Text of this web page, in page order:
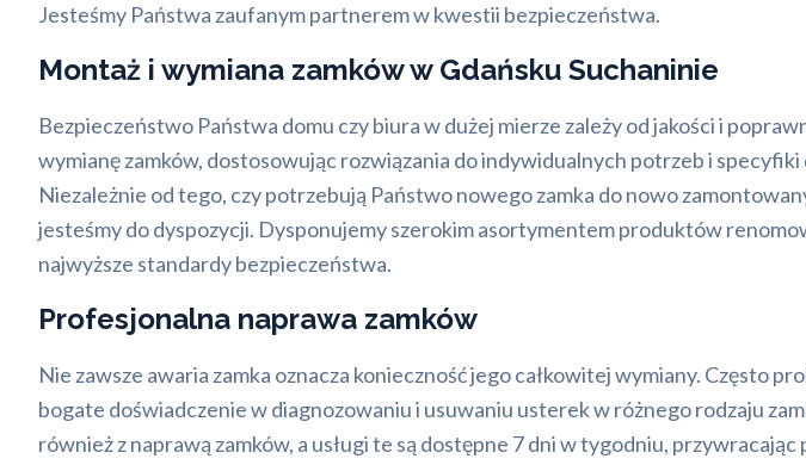
Jesteśmy Państwa zaufanym partnerem w kwestii bezpieczeństwa.
Montaż i wymiana zamków w Gdańsku Suchaninie
Bezpieczeństwo Państwa domu czy biura w dużej mierze zależy od jakości i
wymianę zamków, dostosowując rozwiązania do indywidualnych potrzeb i
Niezależnie od tego, czy potrzebują Państwo nowego zamka do nowo
jesteśmy do dyspozycji. Dysponujemy szerokim asortymentem produktów
najwyższe standardy bezpieczeństwa.
Profesjonalna naprawa zamków
Nie zawsze awaria zamka oznacza konieczność jego całkowitej wymiany. Często
bogate doświadczenie w diagnozowaniu i usuwaniu usterek w różnego rodzaju
również z naprawą zamków, a usługi te są dostępne 7 dni w tygodniu,